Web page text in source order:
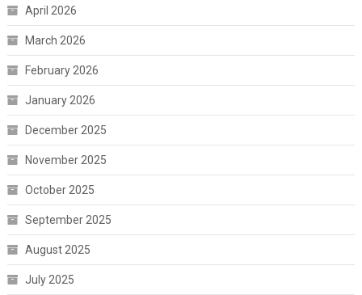
April 2026
March 2026
February 2026
January 2026
December 2025
November 2025
October 2025
September 2025
August 2025
July 2025